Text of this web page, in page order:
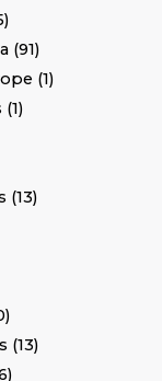
91
1
1
13
13